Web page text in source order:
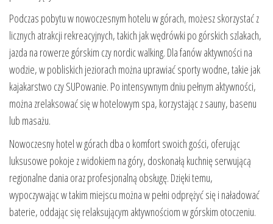
Podczas pobytu w nowoczesnym hotelu w górach, możesz skorzystać z
licznych atrakcji rekreacyjnych, takich jak wędrówki po górskich szlakach,
jazda na rowerze górskim czy nordic walking. Dla fanów aktywności na
wodzie, w pobliskich jeziorach można uprawiać sporty wodne, takie jak
kajakarstwo czy SUPowanie. Po intensywnym dniu pełnym aktywności,
można zrelaksować się w hotelowym spa, korzystając z sauny, basenu
lub masażu.
Nowoczesny hotel w górach dba o komfort swoich gości, oferując
luksusowe pokoje z widokiem na góry, doskonałą kuchnię serwującą
regionalne dania oraz profesjonalną obsługę. Dzięki temu,
wypoczywając w takim miejscu można w pełni odprężyć się i naładować
baterie, oddając się relaksującym aktywnościom w górskim otoczeniu.